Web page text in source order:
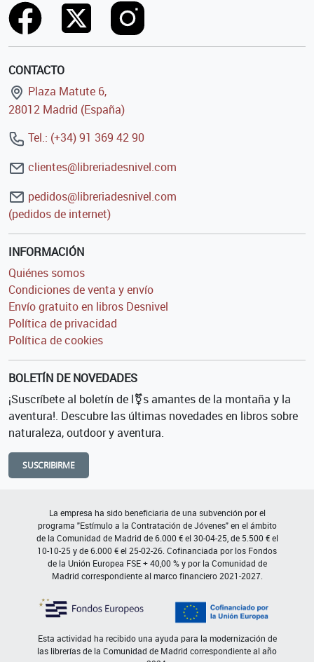
CONTACTO
Plaza Matute 6,
28012 Madrid (España)
Tel.: (+34) 91 369 42 90
clientes@libreriadesnivel.com
pedidos@libreriadesnivel.com
(pedidos de internet)
INFORMACIÓN
Quiénes somos
Condiciones de venta y envío
Envío gratuito en libros Desnivel
Política de privacidad
Política de cookies
BOLETÍN DE NOVEDADES
¡Suscríbete al boletín de l⚧s amantes de la montaña y la
aventura!. Descubre las últimas novedades en libros sobre
naturaleza, outdoor y aventura.
SUSCRIBIRME
La empresa ha sido beneficiaria de una subvención por el
programa "Estímulo a la Contratación de Jóvenes" en el ámbito
de la Comunidad de Madrid de 6.000 € el 30-04-25, de 5.500 € el
10-10-25 y de 6.000 € el 25-02-26. Cofinanciada por los Fondos
de la Unión Europea FSE + 40,00 % y por la Comunidad de
Madrid correspondiente al marco financiero 2021-2027.
Esta actividad ha recibido una ayuda para la modernización de
las librerías de la Comunidad de Madrid correspondiente al año